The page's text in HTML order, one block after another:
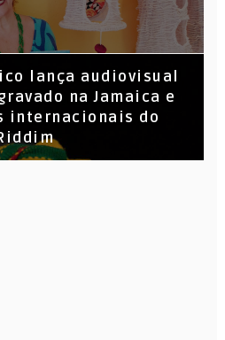
lança audiovisual
na Jamaica e
internacionais do